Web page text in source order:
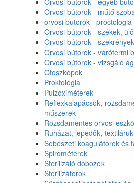
Orvosi bútorok - műtő
orvosi butorok - proctologia
Orvosi bútorok - székek,
Orvosi bútorok - szekrények
Orvosi bútorok - várótermi
Orvosi bútorok - vizsgáló
Otoszkópok
Proktológia
Pulzoximéterek
Reflexkalapácsok,
műszerek
Rozsdamentes orvosi
Ruházat, lepedők,
Sebészeti koagulátorok és
Spirométerek
Sterilizáló dobozok
Sterilizátorok